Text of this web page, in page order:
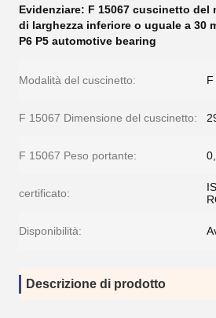
Evidenziare: F 15067 cuscinetto del
di larghezza inferiore o uguale a 30
P6 P5 automotive bearing
Modalità del cuscinetto: F
F 15067 Dimensione del cuscinetto:
F 15067 Peso portante:
certificato:
Disponibilità:
Descrizione di prodotto